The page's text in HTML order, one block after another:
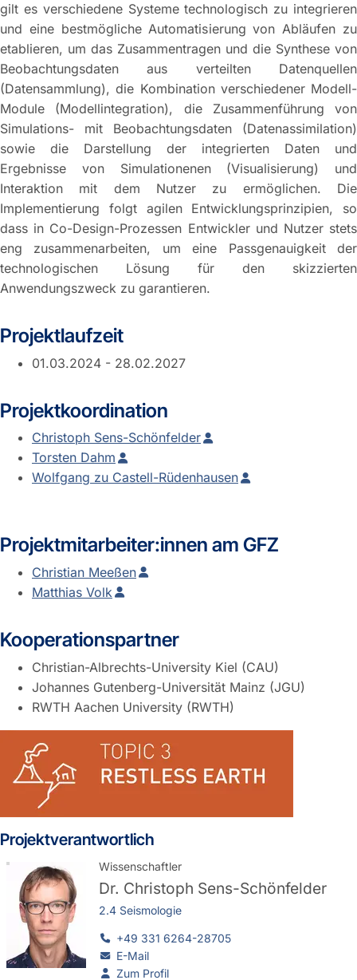
gilt es verschiedene Systeme technologisch zu integrieren
und eine bestmögliche Automatisierung von Abläufen zu
etablieren, um das Zusammentragen und die Synthese von
Beobachtungsdaten aus verteilten Datenquellen
(Datensammlung), die Kombination verschiedener Modell-
Module (Modellintegration), die Zusammenführung von
Simulations- mit Beobachtungsdaten (Datenassimilation)
sowie die Darstellung der integrierten Daten und
Ergebnisse von Simulationenen (Visualisierung) und
Interaktion mit dem Nutzer zu ermöglichen. Die
Implementierung folgt agilen Entwicklungsprinzipien, so
dass in Co-Design-Prozessen Entwickler und Nutzer stets
eng zusammenarbeiten, um eine Passgenauigkeit der
technologischen Lösung für den skizzierten
Anwendungszweck zu garantieren.
Projektlaufzeit
01.03.2024 - 28.02.2027
Projektkoordination
Christoph Sens-Schönfelder
Torsten Dahm
Wolfgang zu Castell-Rüdenhausen
Projektmitarbeiter:innen am GFZ
Christian Meeßen
Matthias Volk
Kooperationspartner
Christian-Albrechts-University Kiel (CAU)
Johannes Gutenberg-Universität Mainz (JGU)
RWTH Aachen University (RWTH)
Projektverantwortlich
Wissenschaftler
Dr. Christoph Sens-Schönfelder
2.4 Seismologie
+49 331 6264-28705
E-Mail
Zum Profil